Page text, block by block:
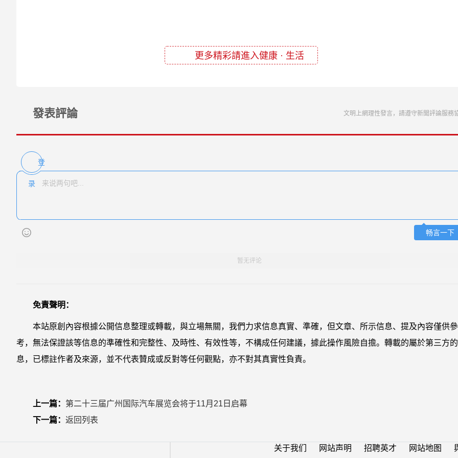
更多精彩請進入健康 · 生活
發表評論 文明上網理性發言，請遵守新聞評論服務
登
录
畅言一下
暂无评论
免責聲明：
本站原創內容根據公開信息整理或轉載，與立場無關，我們力求信息真實、準確，但文章、所示信息、提及內容僅供參
考，無法保證該等信息的準確性和完整性、及時性、有效性等，不構成任何建議，據此操作風險自擔。轉載的屬於第三方
息，已標註作者及來源，並不代表贊成或反對等任何觀點，亦不對其真實性負責。
上一篇： 第二十三届广州国际汽车展览会将于11月21日启幕
下一篇： 返回列表
关于我们 网站声明 招聘英才 网站地图